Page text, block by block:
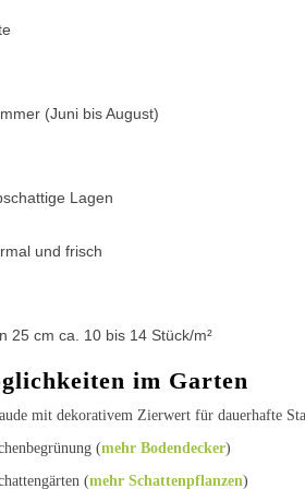
(Juni bis August)
Lagen
und frisch
25 cm ca. 10 bis 14 Stück/m²
im Garten
mit dekorativem Zierwert für dauerhafte
(mehr Bodendecker)
(mehr Schattenpflanzen)